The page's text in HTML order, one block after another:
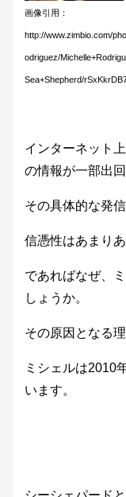
画像引用：
http://www.zimbio.com/
odriguez/
Sea+Shepherd/
インターネット
の情報が一部出
その具体的な発
信憑性はあまりあ
であればなぜ、
しょうか。
その原因となる
ミシェルは2010
います。